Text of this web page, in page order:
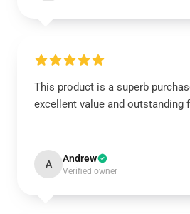
This product is a superb
excellent value and outstanding
A Andrew
Verified owner